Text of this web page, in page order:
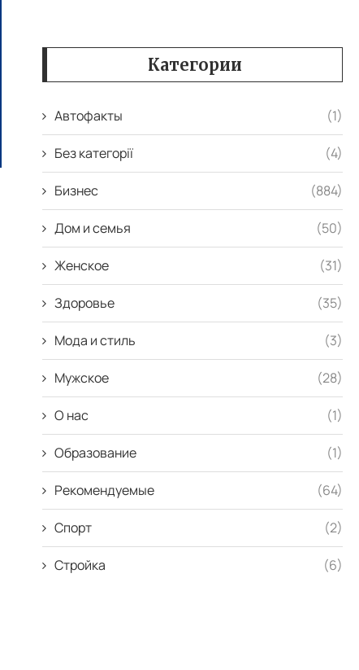
Категории
Автофакты (1)
Без категорії (4)
Бизнес (884)
Дом и семья (50)
Женское (31)
Здоровье (35)
Мода и стиль (3)
Мужское (28)
О нас (1)
Образование (1)
Рекомендуемые (64)
Спорт (2)
Стройка (6)